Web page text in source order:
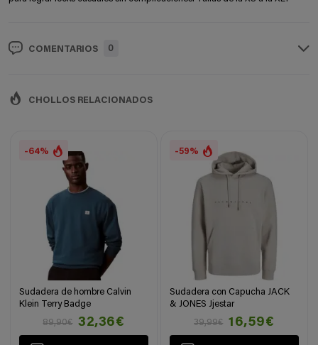
COMENTARIOS 0
CHOLLOS RELACIONADOS
-64%
Sudadera de hombre Calvin
Klein Terry Badge
89,90€
32,36€
-59%
Sudadera con Capucha JACK
& JONES Jjestar
39,99€
16,59€